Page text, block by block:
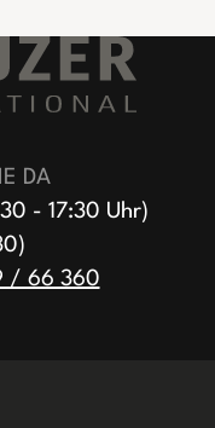
DA
- 17:30 Uhr)
/ 66 360